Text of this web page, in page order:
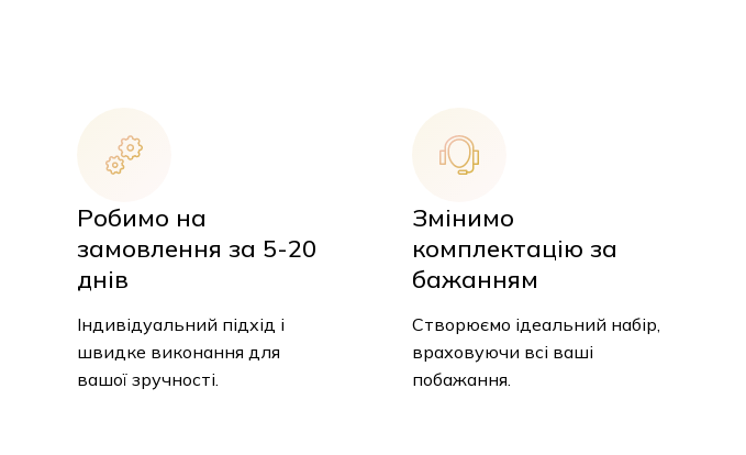
Робимо на
замовлення за 5-20
днів
Індивідуальний підхід і
швидке виконання для
вашої зручності.
Змінимо
комплектацію за
бажанням
Створюємо ідеальний набір,
враховуючи всі ваші
побажання.